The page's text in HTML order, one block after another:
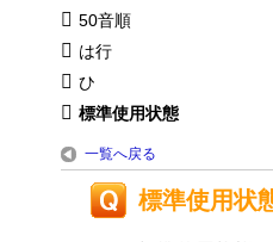
50音順
は行
ひ
標準使用状態
一覧へ戻る
標準使用状